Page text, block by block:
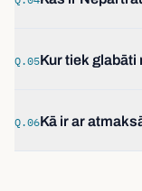
Q.05Kur tiek glabāti
Q.06Kā ir ar